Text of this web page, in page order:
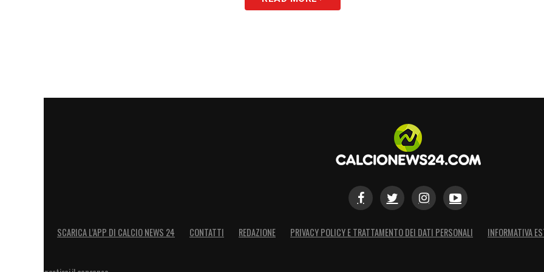
SCARICA L’APP DI CALCIO NEWS 24 CONTATTI REDAZIONE PRIVACY POLICY E TRATTAMENTO DEI DATI PERSONALI INFORMATIVA